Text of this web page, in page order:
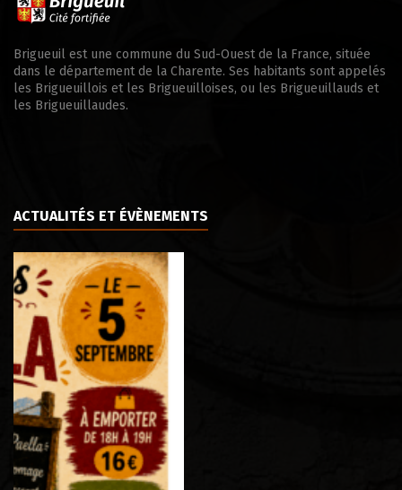
Brigueuil est une commune du Sud-Ouest de la France, située
dans le département de la Charente. Ses habitants sont appelés
les Brigueuillois et les Brigueuilloises, ou les Brigueuillauds et
les Brigueuillaudes.
ACTUALITÉS ET ÉVÈNEMENTS